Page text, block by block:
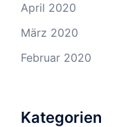
April 2020
März 2020
Februar 2020
Kategorien